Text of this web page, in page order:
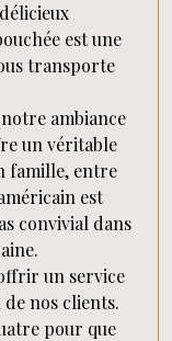
est une
transporte
ambiance
un véritable
famille, entre
est
convivial dans
un service
nos clients.
pour que